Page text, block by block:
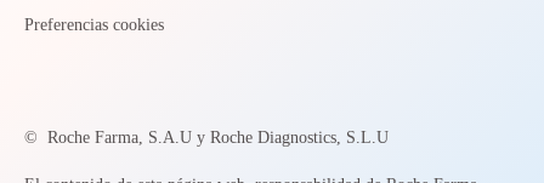
Preferencias cookies
© Roche Farma, S.A.U y Roche Diagnostics, S.L.U